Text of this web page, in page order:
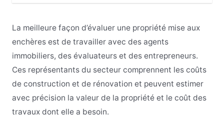
La meilleure façon d’évaluer une propriété mise aux
enchères est de travailler avec des agents
immobiliers, des évaluateurs et des entrepreneurs.
Ces représentants du secteur comprennent les coûts
de construction et de rénovation et peuvent estimer
avec précision la valeur de la propriété et le coût des
travaux dont elle a besoin.